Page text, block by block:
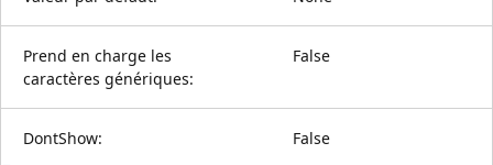
Prend en charge les
caractères génériques:
False
DontShow: False